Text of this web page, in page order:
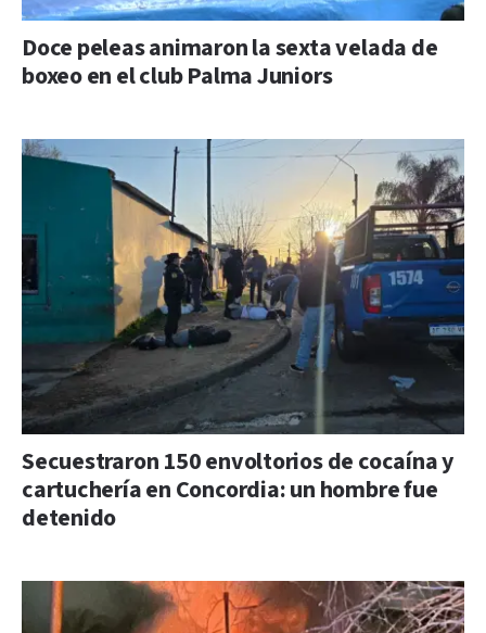
Doce peleas animaron la sexta velada de
boxeo en el club Palma Juniors
Secuestraron 150 envoltorios de cocaína y
cartuchería en Concordia: un hombre fue
detenido